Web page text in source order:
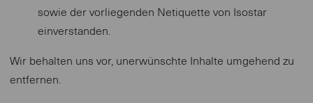
sowie der vorliegenden Netiquette von Isostar
einverstanden.
Wir behalten uns vor, unerwünschte Inhalte umgehend zu
entfernen.